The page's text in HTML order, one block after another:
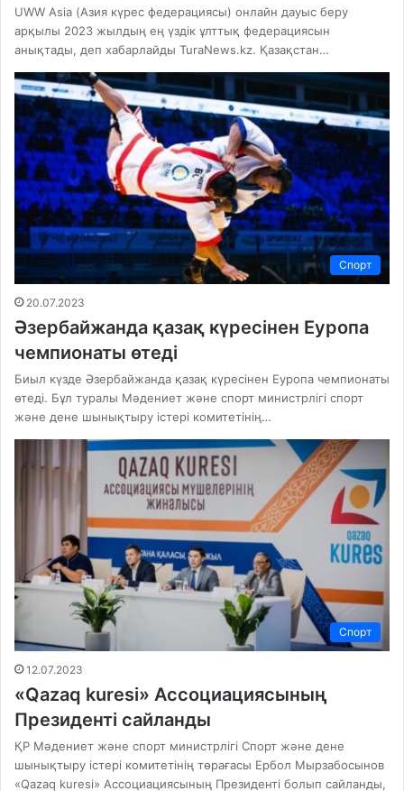
UWW Asia (Азия күрес федерациясы) онлайн дауыс беру
арқылы 2023 жылдың ең үздік ұлттық федерациясын
анықтады, деп хабарлайды TuraNews.kz. Қазақстан…
Спорт
20.07.2023
Әзербайжанда қазақ күресінен Еуропа
чемпионаты өтеді
Биыл күзде Әзербайжанда қазақ күресінен Еуропа чемпионаты
өтеді. Бұл туралы Мәдениет және спорт министрлігі спорт
және дене шынықтыру істері комитетінің…
Спорт
12.07.2023
«Qazaq kuresi» Ассоциациясының
Президенті сайланды
ҚР Мәдениет және спорт министрлігі Спорт және дене
шынықтыру істері комитетінің төрағасы Ербол Мырзабосынов
«Qazaq kuresi» Ассоциациясының Президенті болып сайланды,